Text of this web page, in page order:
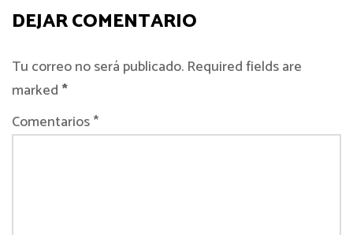
DEJAR COMENTARIO
Tu correo no será publicado. Required fields are
marked*
Comentarios *